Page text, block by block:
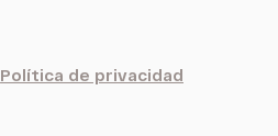
Política de privacidad